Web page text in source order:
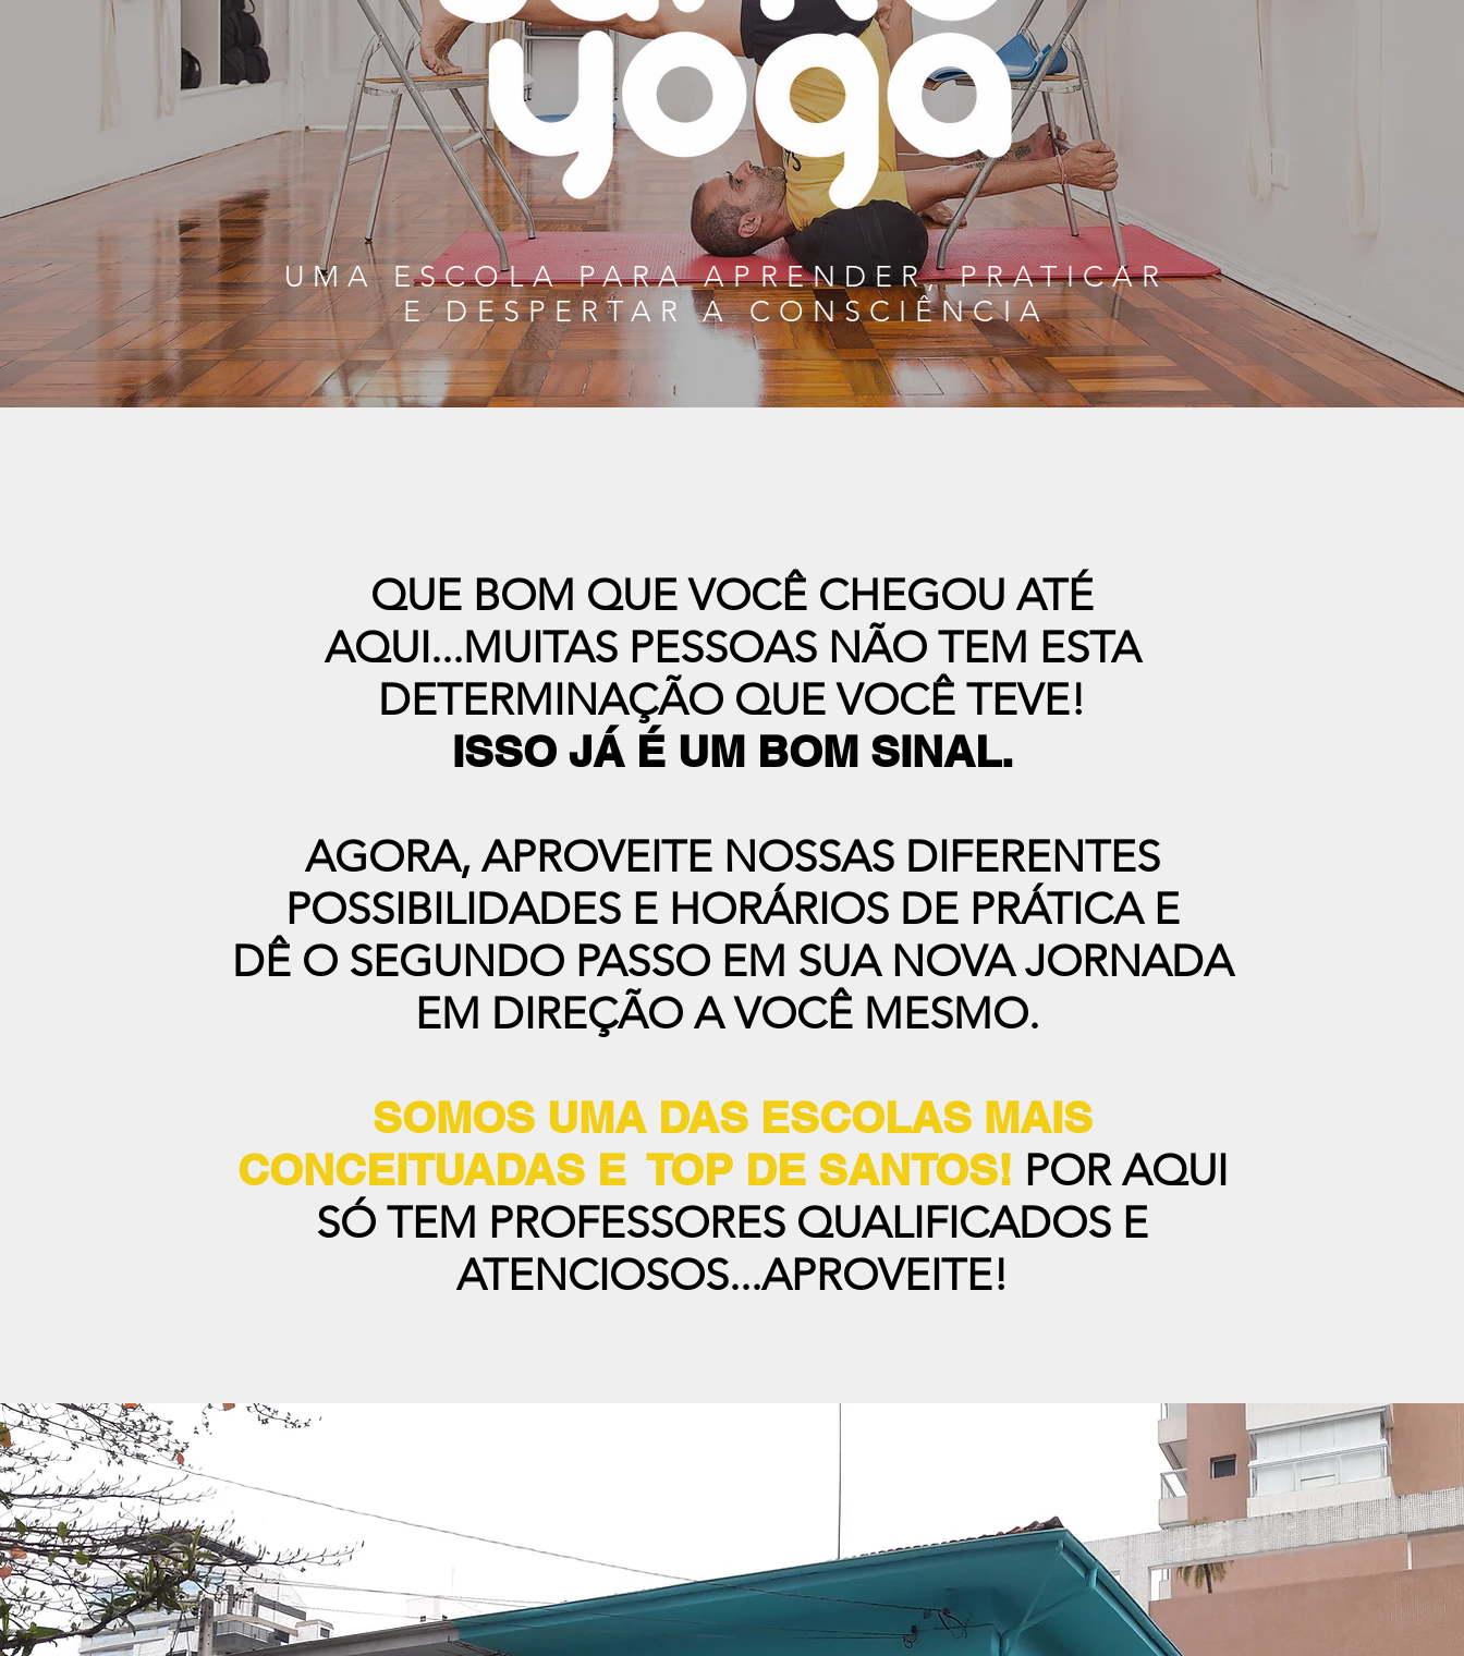
UMA ESCOLA PARA APRENDER, PRATICAR
EDESPERTARA CONSCIÊNCIA
QUE BOM QUE VOCÊ CHEGOU ATÉ
AQUI...MUITAS PESSOAS NÃO TEM ESTA
DETERMINAÇÃO QUE VOCÊ TEVE!
ISSO JÁ É UM BOM SINAL.
AGORA, APROVEITE NOSSAS DIFERENTES
POSSIBILIDADES E HORÁRIOS DE PRÁTICA E
DÊ O SEGUNDO PASSO EM SUA NOVA JORNADA
EM DIREÇÃO A VOCÊ MESMO.
SOMOS UMA DAS ESCOLAS MAIS
CONCEITUADAS E TOP DE SANTOS! POR AQUI
SÓ TEM PROFESSORES QUALIFICADOS E
ATENCIOSOS...APROVEITE!